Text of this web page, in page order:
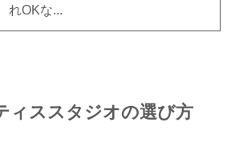
れOKな...
ィススタジオの選び方